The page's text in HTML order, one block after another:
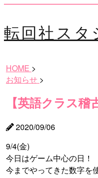
転回社スタ
HOME >
お知らせ >
【英語クラス
2020/09/06
9/4(金)
今日はゲーム中心の日！
今までやってきた数字を